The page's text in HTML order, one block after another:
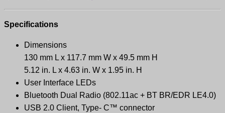
Specifications
Dimensions
130 mm L x 117.7 mm W x 49.5 mm H
5.12 in. L x 4.63 in. W x 1.95 in. H
User Interface LEDs
Bluetooth Dual Radio (802.11ac + BT BR/EDR LE4.0)
USB 2.0 Client, Type- C™ connector